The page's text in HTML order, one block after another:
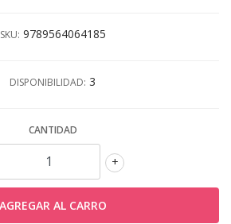
SKU: 9789564064185
DISPONIBILIDAD: 3
CANTIDAD
+